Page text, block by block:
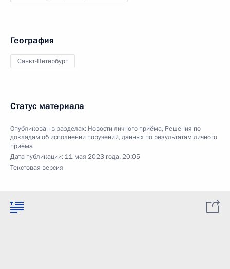
География
Санкт-Петербург
Статус материала
Опубликован в разделах: Новости личного приёма, Решения по
докладам об исполнении поручений, данных по результатам личного
приёма
Дата публикации: 11 мая 2023 года, 20:05
Текстовая версия